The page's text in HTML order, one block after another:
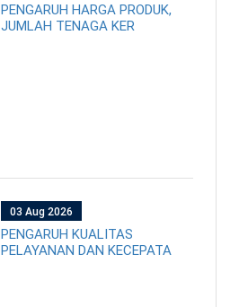
PENGARUH HARGA PRODUK,
JUMLAH TENAGA KER
03 Aug 2026
PENGARUH KUALITAS
PELAYANAN DAN KECEPATA